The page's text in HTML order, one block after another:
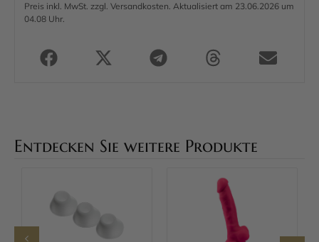
Preis inkl. MwSt. zzgl. Versandkosten. Aktualisiert am 23.06.2026 um
04.08 Uhr.
Entdecken Sie weitere Produkte